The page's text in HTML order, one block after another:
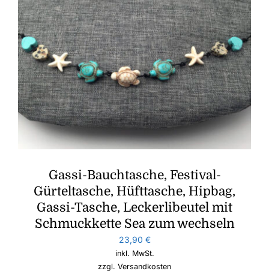
Gassi-Bauchtasche, Festival-
Gürteltasche, Hüfttasche, Hipbag,
Gassi-Tasche, Leckerlibeutel mit
Schmuckkette Sea zum wechseln
23,90 €
inkl. MwSt.
zzgl. Versandkosten